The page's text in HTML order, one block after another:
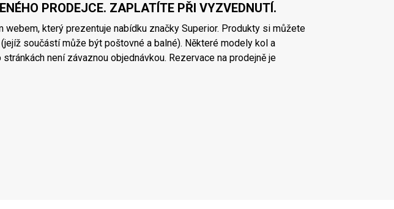
PRODEJCE. ZAPLATÍTE PŘI VYZVEDNUTÍ.
který prezentuje nabídku značky Superior. Produkty si můžete
součástí může být poštovné a balné). Některé modely kol a
není závaznou objednávkou. Rezervace na prodejně je